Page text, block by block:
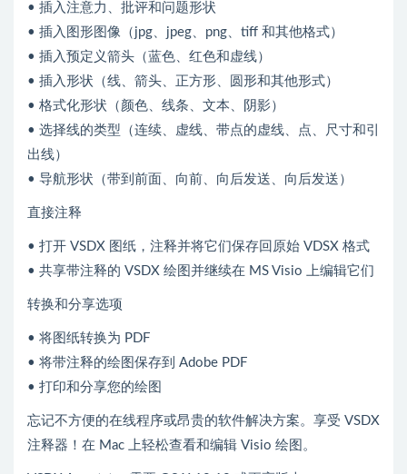
• 插入注意力、批评和问题形状
• 插入图形图像（jpg、jpeg、png、tiff 和其他格式）
• 插入预定义箭头（蓝色、红色和虚线）
• 插入形状（线、箭头、正方形、圆形和其他形式）
• 格式化形状（颜色、线条、文本、阴影）
• 选择线的类型（连续、虚线、带点的虚线、点、尺寸和引
出线）
• 导航形状（带到前面、向前、向后发送、向后发送）
直接注释
• 打开 VSDX 图纸，注释并将它们保存回原始 VDSX 格式
• 共享带注释的 VSDX 绘图并继续在 MS Visio 上编辑它们
转换和分享选项
• 将图纸转换为 PDF
• 将带注释的绘图保存到 Adobe PDF
• 打印和分享您的绘图
忘记不方便的在线程序或昂贵的软件解决方案。享受 VSDX
注释器！在 Mac 上轻松查看和编辑 Visio 绘图。